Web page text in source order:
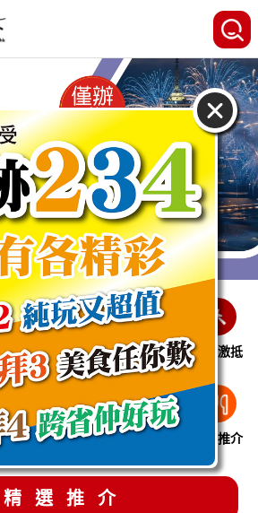
即時特惠 休閒娛樂 會員激抵
溫泉養生 買一送一 美食推介
精選推介